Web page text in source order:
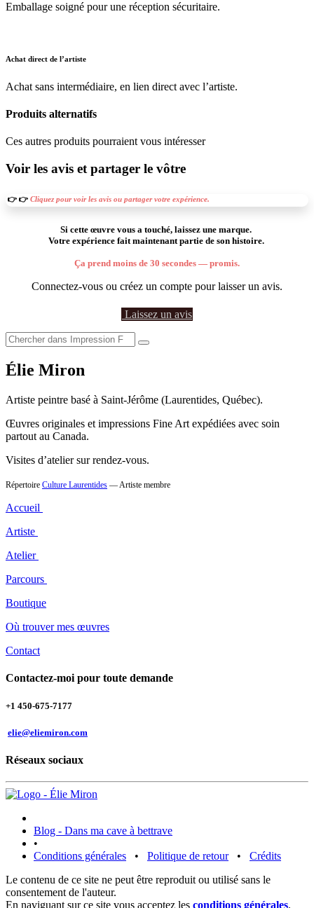
Emballage soigné pour une réception sécuritaire.
Achat direct de l’artiste
Achat sans intermédiaire, en lien direct avec l’artiste.
Produits alternatifs
Ces autres produits pourraient vous intéresser
Voir les avis et partager le vôtre
👉 👉 Cliquez pour voir les avis ou partager votre expérience.
Si cette œuvre vous a touché, laissez une marque.
Votre expérience fait maintenant partie de son histoire.
Ça prend moins de 30 secondes — promis.
Connectez-vous ou créez un compte pour laisser un avis.
Laissez un avis
Élie Miron
Artiste peintre basé à Saint-Jérôme (Laurentides, Québec).
Œuvres originales et impressions Fine Art expédiées avec soin
partout au Canada.
Visites d’atelier sur rendez-vous.
Répertoire Culture Laurentides — Artiste membre
Accueil
Artiste
Atelier
Parcours
Boutique
Où trouver mes œuvres
Contact
Contactez-moi pour toute demande
+1 450-675-7177
elie@eliemiron.com
Réseaux sociaux
Blog - Dans ma cave à bettrave
•
Conditions générales • Politique de retour• Crédits
Le contenu de ce site ne peut être reproduit ou utilisé sans le
consentement de l'auteur.
En naviguant sur ce site vous acceptez les conditions générales.